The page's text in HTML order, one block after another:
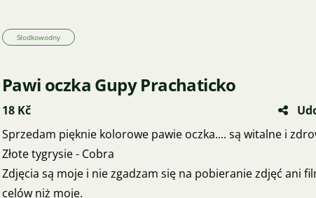
Słodkowodny
Pawi oczka Gupy Prachaticko
18 Kč
Sprzedam pięknie kolorowe pawie oczka.... są witalne i
Złote tygrysie - Cobra
Zdjęcia są moje i nie zgadzam się na pobieranie zdjęć ani
celów niż moje.